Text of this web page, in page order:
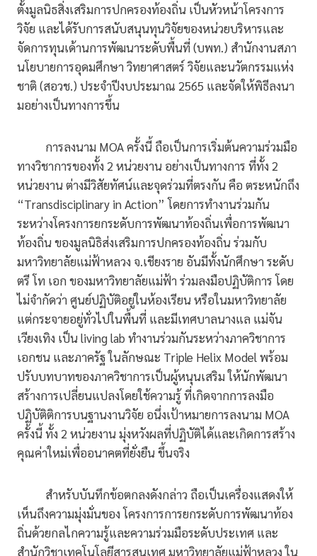
ตั้งมูลนิธสิ่งเสริมการปกครองท้องถิ่น เป็นหัวหน้าโครงการ
วิจัย และได้รับการสนับสนุนทุนวิจัยของหน่วยบริหารและ
จัดการทุนเด้านการพัฒนาระดับพื้นที่ (บพท.) สำนักงานสภา
นโยบายการอุดมศึกษา วิทยาศาสตร์ วิจัยและนวัตกรรมแห่ง
ชาติ (สอวช.) ประจำปีงบประมาณ 2565 และจัดให้พิธีลงนา
มอย่างเป็นทางการขึ้น
การลงนาม MOA ครั้งนี้ ถือเป็นการเริ่มต้นความร่วมมือ
ทางวิชาการของทั้ง 2 หน่วยงาน อย่างเป็นทางการ ที่ทั้ง 2
หน่วยงาน ต่างมีวิสัยทัศน์และจุดร่วมที่ตรงกัน คือ ตระหนักถึง
“Transdisciplinary in Action” โดยการทำงานร่วมกัน
ระหว่างโครงการยกระดับการพัฒนาท้องถิ่นเพื่อการพัฒนา
ท้องถิ่น ของมูลนิธิส่งเสริมการปกครองท้องถิ่น ร่วมกับ
มหาวิทยาลัยแม่ฟ้าหลวง จ.เชียงราย อันมีทั้งนักศึกษา ระดับ
ตรี โท เอก ของมหาวิทยาลัยแม่ฟ้า ร่วมลงมือปฏิบัติการ โดย
ไม่จำกัดว่า ศูนย์ปฏิบัติอยู่ในห้องเรียน หรือในมหาวิทยาลัย
แต่กระจายอยู่ทั่วไปในพื้นที่ และมีเทศบาลนางแล แม่จัน
เวียงเทิง เป็น living lab ทำงานร่วมกันระหว่างภาควิชาการ
เอกชน และภาครัฐ ในลักษณะ Triple Helix Model พร้อม
ปรับบทบาทของภาควิชาการเป็นผู้หนุนเสริม ให้นักพัฒนา
สร้างการเปลี่ยนแปลงโดยใช้ความรู้ ที่เกิดจากการลงมือ
ปฏิบัติติการบนฐานงานวิจัย อนึ่งเป้าหมายการลงนาม MOA
ครั้งนี้ ทั้ง 2 หน่วยงาน มุ่งหวังผลที่ปฏิบัติได้และเกิดการสร้าง
คุณค่าใหม่เพื่ออนาคตที่ยั่งยืน ขึ้นจริง
สำหรับบันทึกข้อตกลงดังกล่าว ถือเป็นเครื่องแสดงให้
เห็นถึงความมุ่งมั่นของ โครงการการยกระดับการพัฒนาท้อง
ถิ่นด้วยกลไกความรู้และความร่วมมือระดับประเทศ และ
สำนักวิชาเทคโนโลยีสารสนเทศ มหาวิทยาลัยแม่ฟ้าหลวง ใน